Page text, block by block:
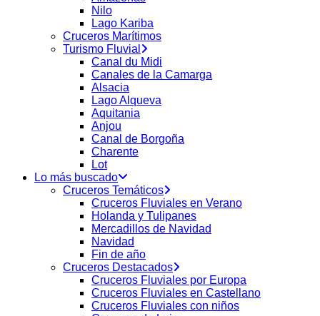
Nilo
Lago Kariba
Cruceros Marítimos
Turismo Fluvial
Canal du Midi
Canales de la Camarga
Alsacia
Lago Alqueva
Aquitania
Anjou
Canal de Borgoña
Charente
Lot
Lo más buscado
Cruceros Temáticos
Cruceros Fluviales en Verano
Holanda y Tulipanes
Mercadillos de Navidad
Navidad
Fin de año
Cruceros Destacados
Cruceros Fluviales por Europa
Cruceros Fluviales en Castellano
Cruceros Fluviales con niños